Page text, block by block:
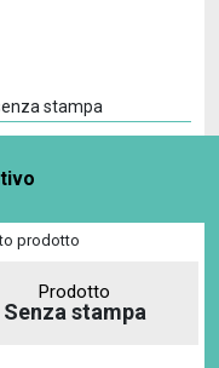
stampa
prodotto
Prodotto
Senza stampa